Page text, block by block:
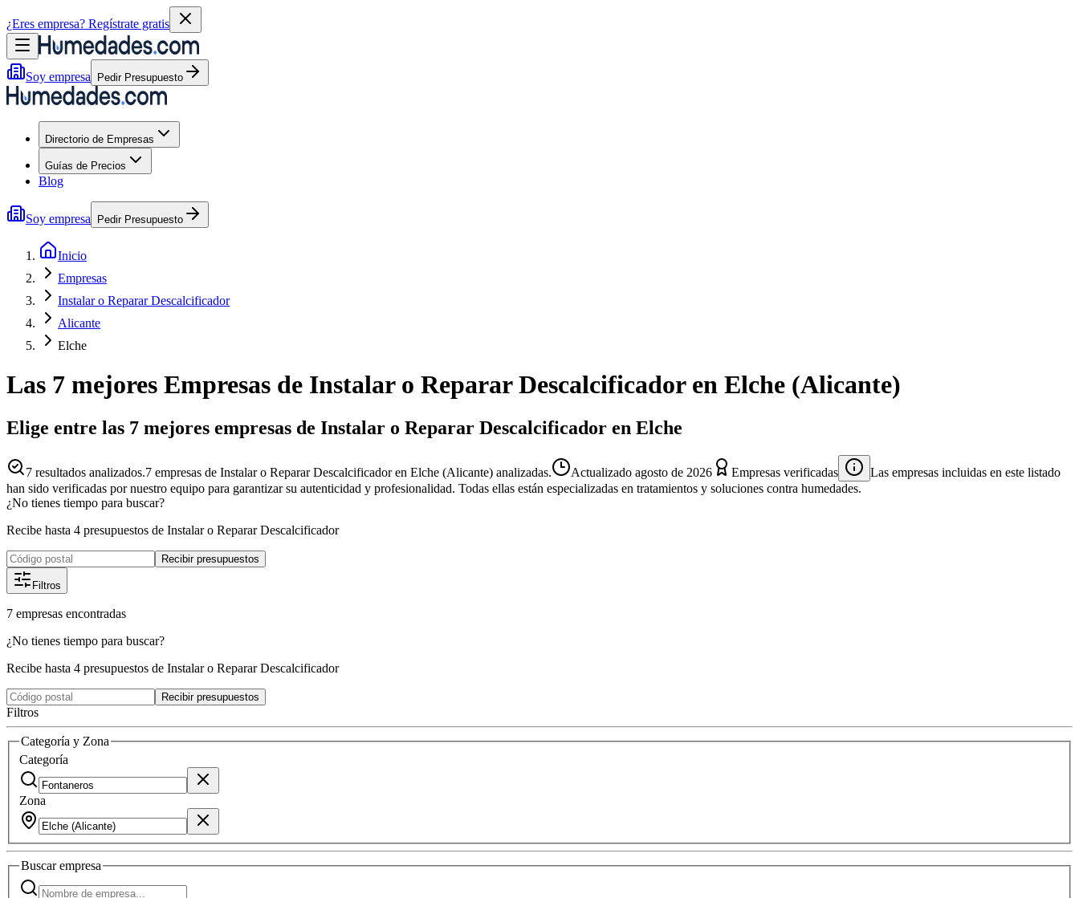
¿Eres empresa? Regístrate gratis
Soy empresa Pedir Presupuesto
Directorio de Empresas
Guías de Precios
Blog
Soy empresa Pedir Presupuesto
Inicio
Empresas
Instalar o Reparar Descalcificador
Alicante
Elche
Las 7 mejores Empresas de Instalar o Reparar Descalcificadoren Elche (Alicante)
Elige entre las 7 mejores empresas de Instalar o Reparar Descalcificador en Elche
7 resultados analizados.7 empresas de Instalar o Reparar Descalcificador en Elche (Alicante) analizadas. Actualizado agosto de 2026 Empresas verificadas
Las empresas incluidas en este listado
han sido verificadas por nuestro equipo para garantizar su autenticidad y profesionalidad. Todas ellas están especializadas en tratamientos y soluciones contra humedades.
¿No tienes tiempo para buscar?
Recibe hasta 4 presupuestos de Instalar o Reparar Descalcificador
Recibir presupuestos
Filtros
7 empresas encontradas
¿No tienes tiempo para buscar?
Recibe hasta 4 presupuestos de Instalar o Reparar Descalcificador
Recibir presupuestos
Filtros
Categoría y Zona
Categoría
Zona
Buscarempresa